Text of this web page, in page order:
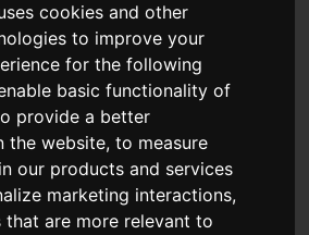
cookies and other
to improve your
for the following
basic functionality of
provide a better
the website,to measure
our products and services
marketing interactions,
are more relevant to
Autós Törlőkendö ( T-
2112 )